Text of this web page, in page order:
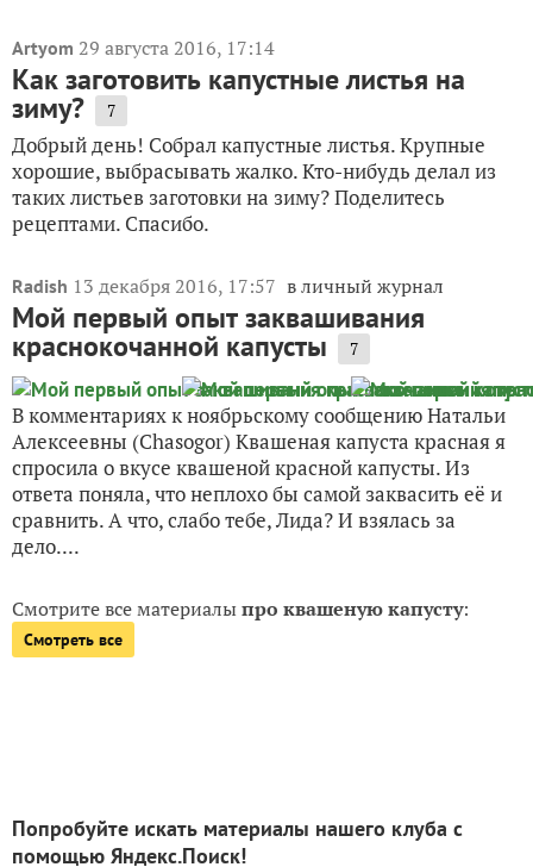
Artyom 29 августа 2016, 17:14
Как заготовить капустные листья на
зиму? 7
Добрый день! Собрал капустные листья. Крупные
хорошие, выбрасывать жалко. Кто-нибудь делал из
таких листьев заготовки на зиму? Поделитесь
рецептами. Спасибо.
Radish 13 декабря 2016, 17:57 в личный журнал
Мой первый опыт заквашивания
краснокочанной капусты 7
В комментариях к ноябрьскому сообщению Натальи
Алексеевны (Chasogor) Квашеная капуста красная я
спросила о вкусе квашеной красной капусты. Из
ответа поняла, что неплохо бы самой заквасить её и
сравнить. А что, слабо тебе, Лида? И взялась за
дело....
Смотрите все материалыпро квашеную капусту:
Смотреть все
Попробуйте искать материалы нашего клуба с
помощью Яндекс.Поиск!